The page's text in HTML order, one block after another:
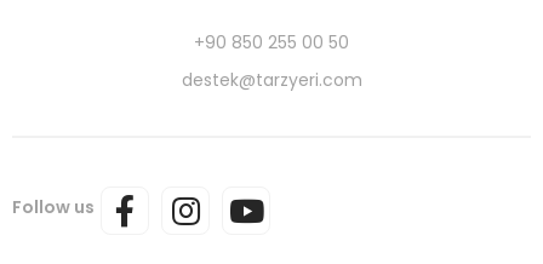
+90 850 255 00 50
destek@tarzyeri.com
Follow us